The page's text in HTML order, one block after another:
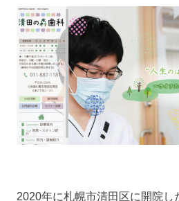
2020年に札幌市清田区に開院し